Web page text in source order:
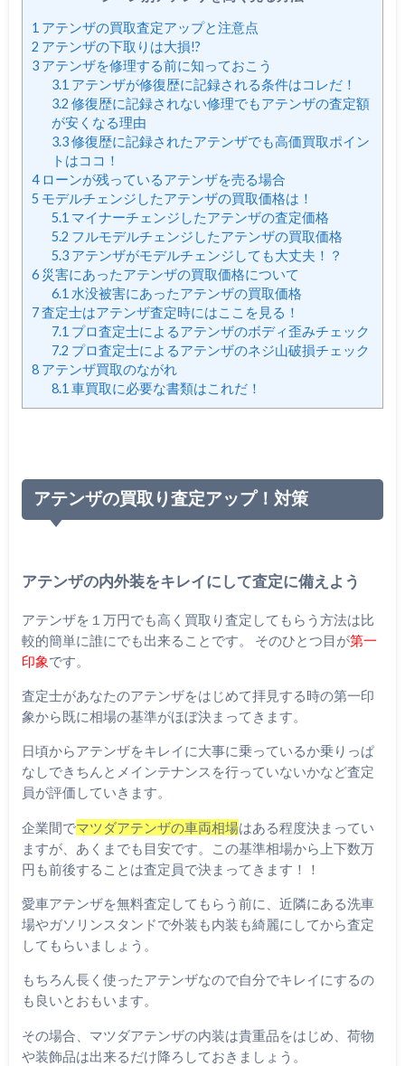
1 アテンザの買取査定アップと注意点
2 アテンザの下取りは大損!?
3アテンザを修理する前に知っておこう
3.1 アテンザが修復歴に記録される条件はコレだ！
3.2 修復歴に記録されない修理でもアテンザの査定額
が安くなる理由
3.3修復歴に記録されたアテンザでも高価買取ポイン
トはココ！
4ローンが残っているアテンザを売る場合
5 モデルチェンジしたアテンザの買取価格は！
5.1 マイナーチェンジしたアテンザの査定価格
5.2 フルモデルチェンジしたアテンザの買取価格
5.3アテンザがモデルチェンジしても大丈夫！？
6災害にあったアテンザの買取価格について
6.1 水没被害にあったアテンザの買取価格
7査定士はアテンザ査定時にはここを見る！
7.1 プロ査定士によるアテンザのボディ歪みチェック
7.2 プロ査定士によるアテンザのネジ山破損チェック
8アテンザ買取のながれ
8.1 車買取に必要な書類はこれだ！
アテンザの買取り査定アップ！対策
アテンザの内外装をキレイにして査定に備えよう
アテンザを１万円でも高く買取り査定してもらう方法は比
較的簡単に誰にでも出来ることです。 そのひとつ目が第一
印象です。
査定士があなたのアテンザをはじめて拝見する時の第一印
象から既に相場の基準がほぼ決まってきます。
日頃からアテンザをキレイに大事に乗っているか乗りっぱ
なしできちんとメインテナンスを行っていないかなど査定
員が評価していきます。
企業間でマツダアテンザの車両相場はある程度決まってい
ますが、あくまでも目安です。この基準相場から上下数万
円も前後することは査定員で決まってきます！！
愛車アテンザを無料査定してもらう前に、近隣にある洗車
場やガソリンスタンドで外装も内装も綺麗にしてから査定
してもらいましょう。
もちろん長く使ったアテンザなので自分でキレイにするの
も良いとおもいます。
その場合、マツダアテンザの内装は貴重品をはじめ、荷物
や装飾品は出来るだけ降ろしておきましょう。